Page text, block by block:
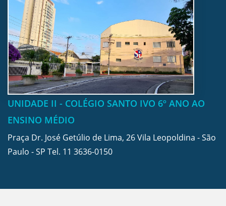
UNIDADE II - COLÉGIO SANTO IVO 6º ANO AO
ENSINO MÉDIO
Praça Dr. José Getúlio de Lima, 26 Vila Leopoldina - São
Paulo - SP Tel. 11 3636-0150